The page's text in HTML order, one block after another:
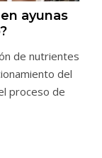
ayunas
de nutrientes
del
proceso de